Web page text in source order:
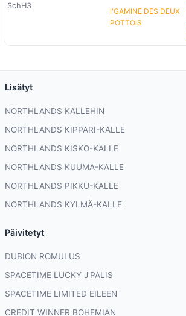
SchH3
I'GAMINE DES DEUX
POTTOIS
Lisätyt
NORTHLANDS KALLEHIN
NORTHLANDS KIPPARI-KALLE
NORTHLANDS KISKO-KALLE
NORTHLANDS KUUMA-KALLE
NORTHLANDS PIKKU-KALLE
NORTHLANDS KYLMÄ-KALLE
Päivitetyt
DUBION ROMULUS
SPACETIME LUCKY J'PALIS
SPACETIME LIMITED EILEEN
CREDIT WINNER BOHEMIAN